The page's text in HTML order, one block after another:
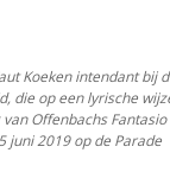
Koeken intendant bij
die op een lyrische
Offenbachs Fantasio
juni 2019 op de Parade